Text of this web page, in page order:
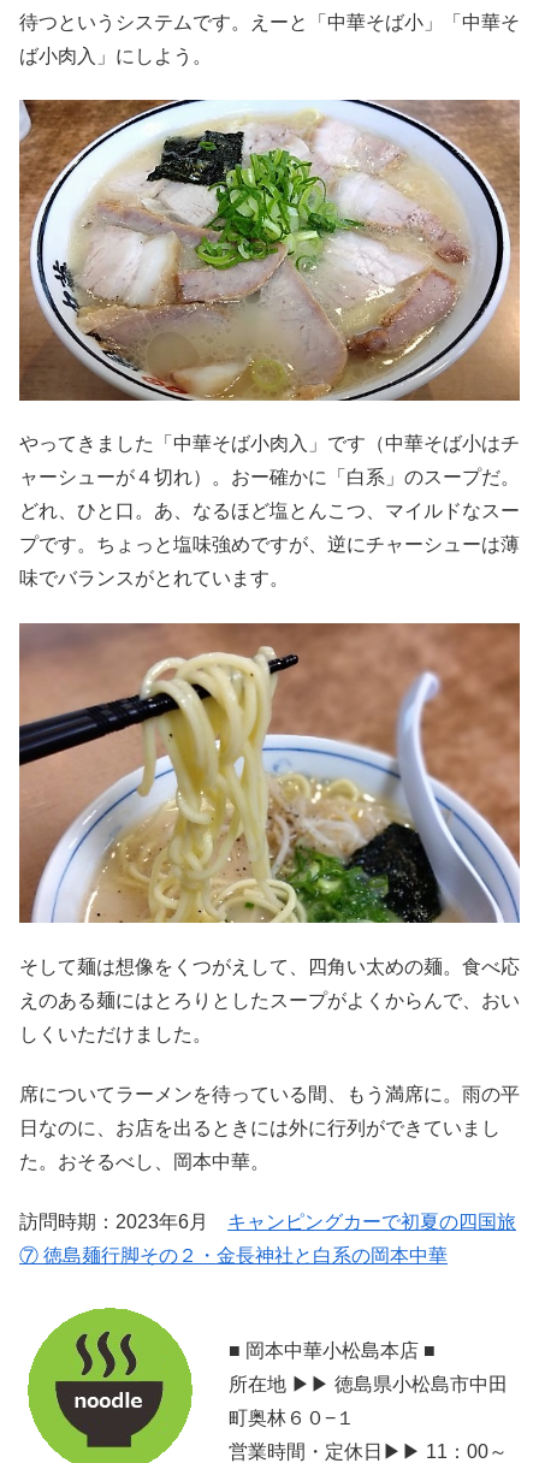
待つというシステムです。えーと「中華そば小」「中華そ
ば小肉入」にしよう。
やってきました「中華そば小肉入」です（中華そば小はチ
ャーシューが４切れ）。おー確かに「白系」のスープだ。
どれ、ひと口。あ、なるほど塩とんこつ、マイルドなスー
プです。ちょっと塩味強めですが、逆にチャーシューは薄
味でバランスがとれています。
そして麺は想像をくつがえして、四角い太めの麺。食べ応
えのある麺にはとろりとしたスープがよくからんで、おい
しくいただけました。
席についてラーメンを待っている間、もう満席に。雨の平
日なのに、お店を出るときには外に行列ができていまし
た。おそるべし、岡本中華。
訪問時期：2023年6月 キャンピングカーで初夏の四国旅
⑦ 徳島麺行脚その２・金長神社と白系の岡本中華
■ 岡本中華小松島本店 ■
所在地 ▶▶ 徳島県小松島市中田
町奥林６０−１
営業時間・定休日▶▶ 11：00～